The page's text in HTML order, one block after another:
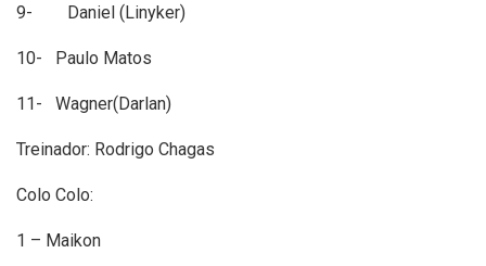
9- Daniel (Linyker)
10- Paulo Matos
11- Wagner(Darlan)
Treinador: Rodrigo Chagas
Colo Colo:
1 – Maikon